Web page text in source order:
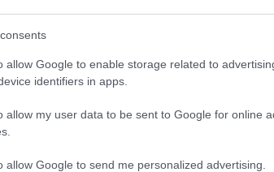
allow Google to enable storage related to
identifiers in apps.
allow my user data to be sent to Google for online
allow Google to send me personalized advertising.